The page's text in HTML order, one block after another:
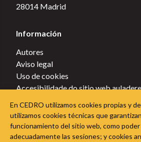
28014 Madrid
Información
Autores
Aviso legal
Uso de cookies
Accesibilidade do sitio web
Política de cookies
Sigue a Aula do Dereito de Autor
En CEDRO utilizamos cookies propias y
utilizamos cookies técnicas que
funcionamiento del sitio web, como
adecuadamente las sesiones; y cookies